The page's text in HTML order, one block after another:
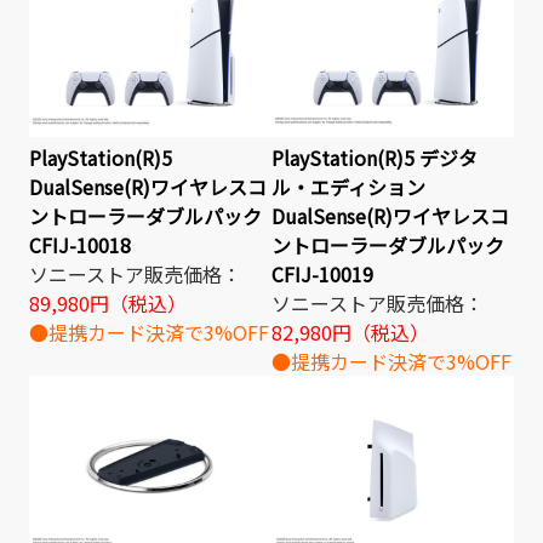
PlayStation(R)5
DualSense(R)ワイヤレスコ
ントローラーダブルパック
CFIJ-10018
ソニーストア販売価格：
89,980円（税込）
●提携カード決済で3%OFF
PlayStation(R)5 デジタ
ル・エディション
DualSense(R)ワイヤレスコ
ントローラーダブルパック
CFIJ-10019
ソニーストア販売価格：
82,980円（税込）
●提携カード決済で3%OFF